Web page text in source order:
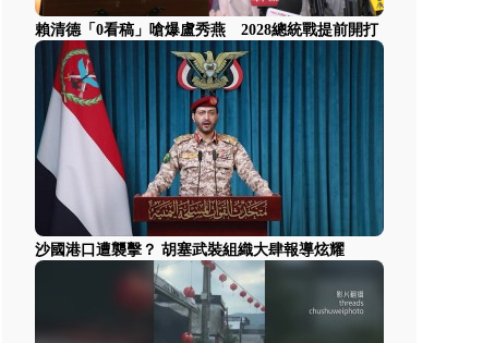
賴清德「0看稿」嗆爆盧秀燕 2028總統戰提前開打
沙國港口遭襲擊？ 胡塞武裝組織大肆報導炫耀